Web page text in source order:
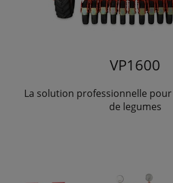
VP1600
La solution professionnelle
de legumes